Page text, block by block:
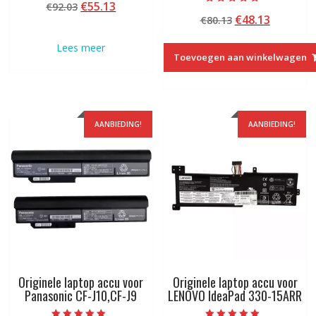
5.00
van 5
€92.03 Oorspronkelijke
€92.03.
€55.13
Lees meer
5.00
van 5
€80.13
was:
€80.13.
€48.13Huidige
is:
€48.13.
Toevoegen aan winkelwagen
AANBIEDING!
Originele laptop accu voor
Panasonic CF-J10,CF-J9
AANBIEDING!
Originele laptop accu voor
LENOVO IdeaPad 330-15ARR